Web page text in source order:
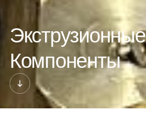
Экструзионные
Компоненты